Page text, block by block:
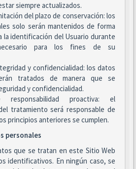
siempre actualizados.
del plazo de conservación: los
solo serán mantenidos de forma
la identificación del Usuario durante
para los fines de su
y confidencialidad: los datos
tratados de manera que se
y confidencialidad.
responsabilidad proactiva: el
tratamiento será responsable de
principios anteriores se cumplen.
personales
que se tratan en este Sitio Web
identificativos. En ningún caso, se